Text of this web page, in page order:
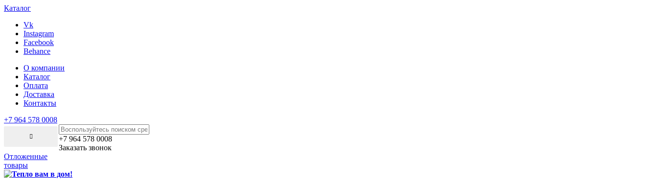
Каталог
Vk
Instagram
Facebook
Behance
О компании
Каталог
Оплата
Доставка
Контакты
+7 964 578 0008
+7 964 578 0008
Заказать звонок
Отложенные
товары